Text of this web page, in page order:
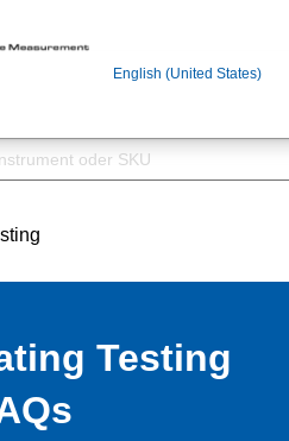
English (United States)
Testing